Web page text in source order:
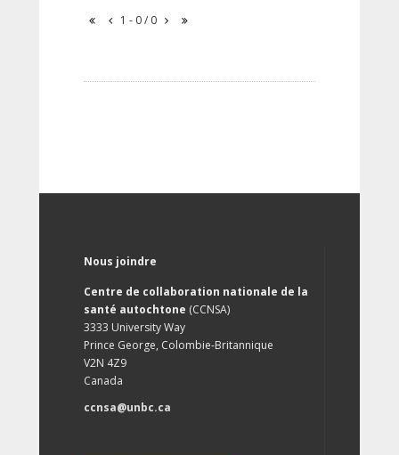
1 - 0 / 0
Nous joindre
Centre de collaboration nationale de la
santé autochtone (CCNSA)
3333 University Way
Prince George, Colombie-Britannique
V2N 4Z9
Canada
ccnsa@unbc.ca